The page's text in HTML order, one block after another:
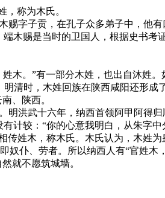
，称为木氏。
赐字子贡，在孔子众多弟子中，他
木赐是当时的卫国人，根据史书考
木。”有一部分木姓，也出自沐姓
明清时，木姓回族在陕西咸阳还形
、陕西。
明洪武十六年，纳西首领阿甲阿得
计较：“你的心意我明白，从朱字
传姓木，称木氏。木氏认为，木姓
奴仆、劳者。所以纳西人有“官姓木
就不愿筑城墙。